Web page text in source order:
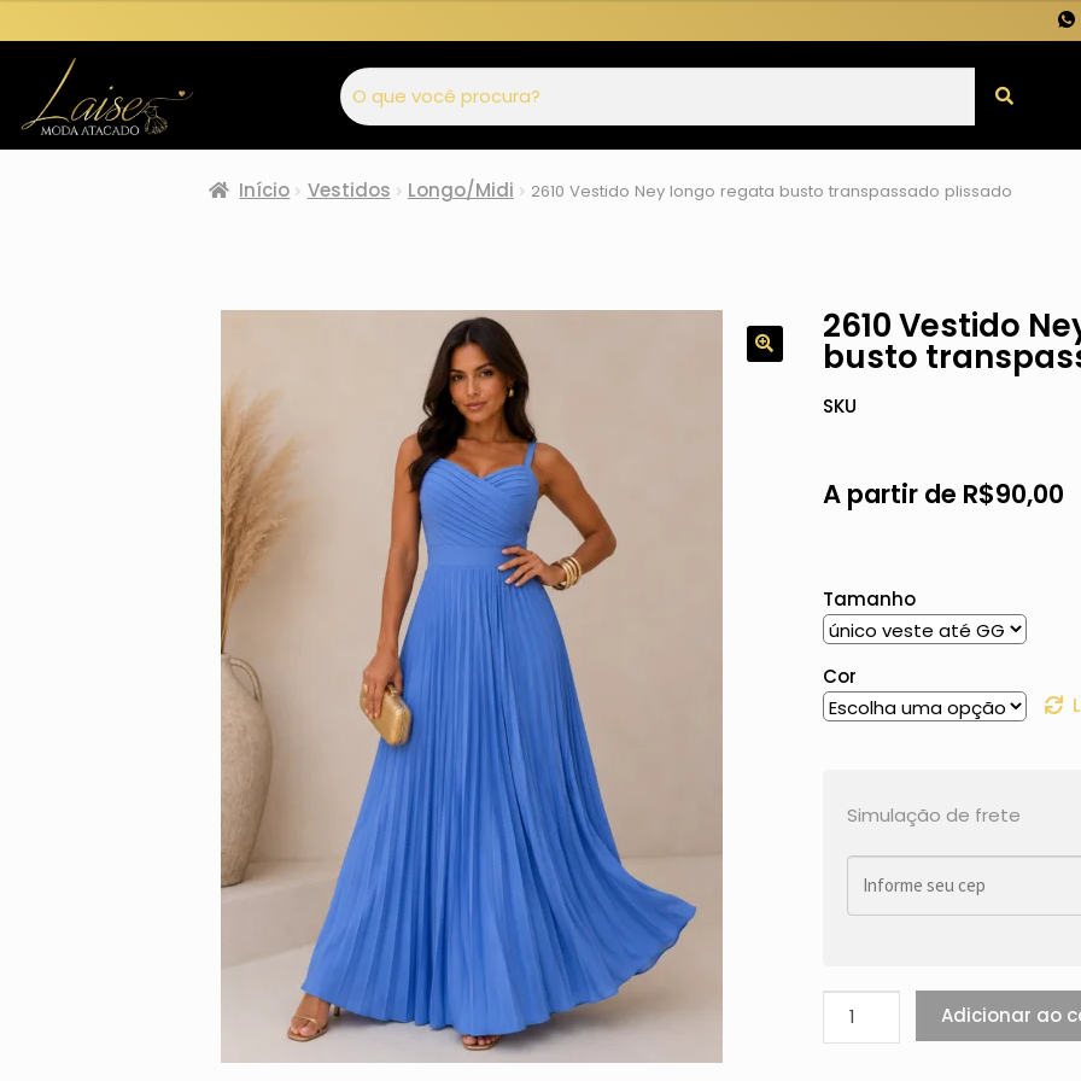
Início Vestidos Longo/Midi 2610 Vestido Ney longo regata busto transpassado plissado
2610 Vestido
busto
SKU
A partir de R$90,00
Tamanho
Cor
Simulação de frete
Adicionar ao